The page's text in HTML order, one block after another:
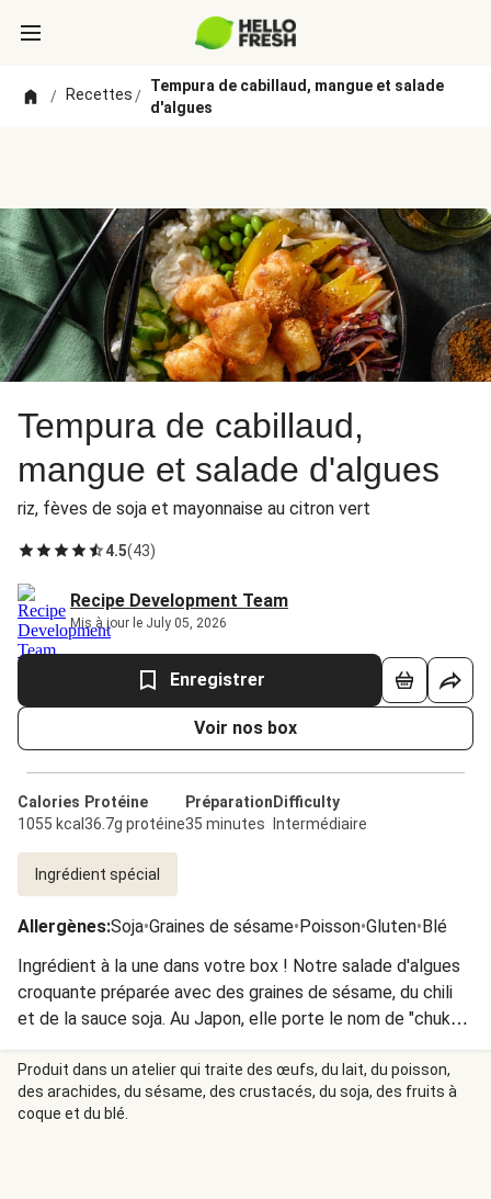
/ Recettes/
Tempura de cabillaud, mangue et salade
d'algues
Tempura de cabillaud,
mangue et salade d'algues
riz, fèves de soja et mayonnaise au citron vert
4.5(43)
Recipe Development Team
Mis à jour le July 05, 2026
Enregistrer
Voir nos box
Calories
1055 kcal
Protéine
36.7g protéine
Préparation
35 minutes
Difficulty
Intermédiaire
Ingrédient spécial
Allergènes:Soja•Graines de sésame•Poisson•Gluten•Blé
Ingrédient à la une dans votre box ! Notre salade d'algues
croquante préparée avec des graines de sésame, du chili
et de la sauce soja. Au Japon, elle porte le nom de "chuka
wakame". Délicieuse pour garnir vos bowls.
Produit dans un atelier qui traite des œufs, du lait, du poisson,
des arachides, du sésame, des crustacés, du soja, des fruits à
coque et du blé.